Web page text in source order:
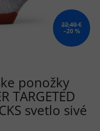
22,40 €
–20 %
ponožky
TARGETED
svetlo sivé